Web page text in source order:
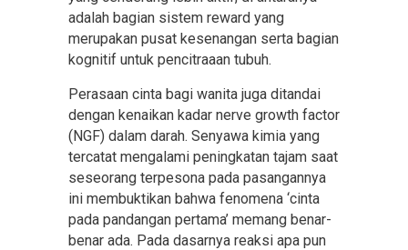
adalah bagian sistem reward yang
merupakan pusat kesenangan serta bagian
kognitif untuk pencitraaan tubuh.
Perasaan cinta bagi wanita juga ditandai
dengan kenaikan kadar nerve growth factor
(NGF) dalam darah. Senyawa kimia yang
tercatat mengalami peningkatan tajam saat
seseorang terpesona pada pasangannya
ini membuktikan bahwa fenomena ‘cinta
pada pandangan pertama’ memang benar-
benar ada. Pada dasarnya reaksi apa pun